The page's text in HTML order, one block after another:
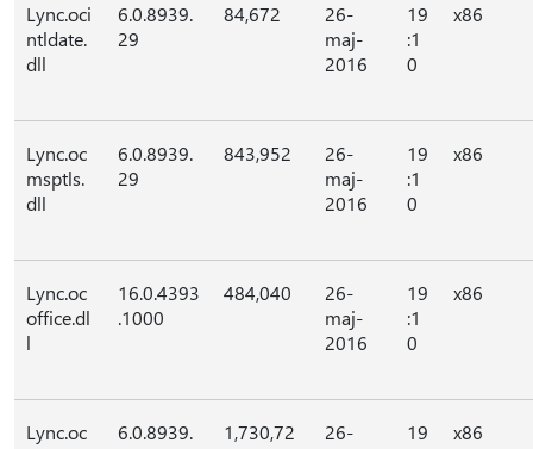
Lync.oci
ntldate.
dll
6.0.8939.
29
84,672
26-
maj-
2016
19
:1
0
x86
Lync.oc
msptls.
dll
6.0.8939.
29
843,952
26-
maj-
2016
19
:1
0
x86
Lync.oc
office.dl
l
16.0.4393
.1000
484,040
26-
maj-
2016
19
:1
0
x86
Lync.oc
6.0.8939.
1,730,72
26-
19
x86